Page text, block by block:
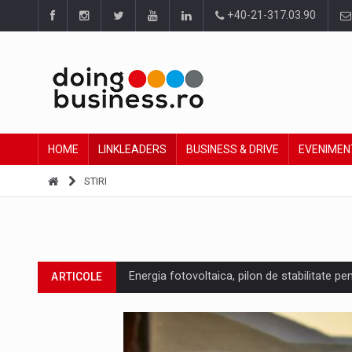
+40-21-317.03.90
HOME LINKLEADERS BUSINESS & DRIVE
STIRI
ARTICOLE Energia fotovoltaica, pilon de stabilitate
Cum invatam sa spunem nu intr-o cultura
Ingredient Spotlight: What SKU Level